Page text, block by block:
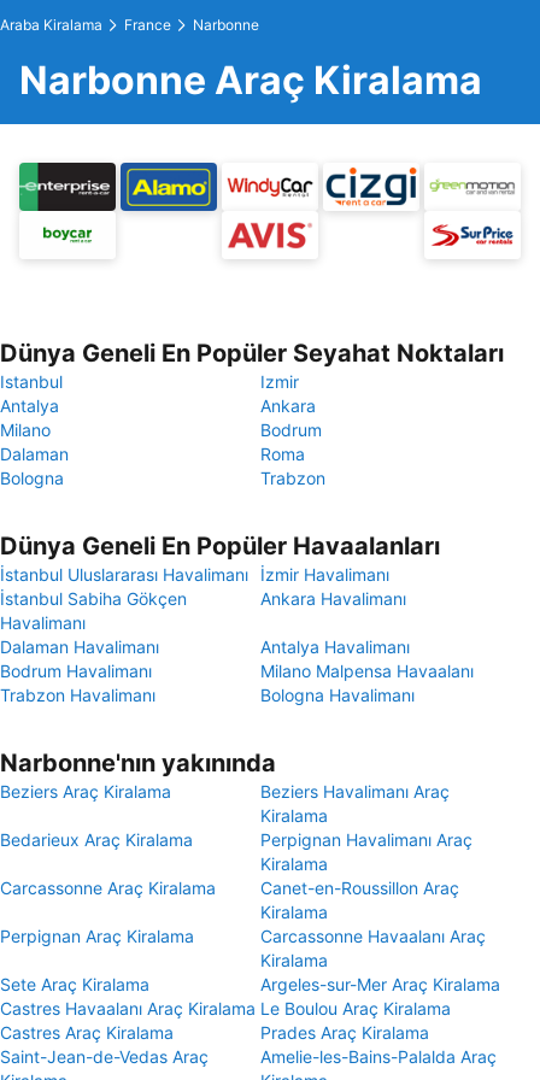
Araba Kiralama France Narbonne
Narbonne Araç Kiralama
Dünya Geneli En Popüler Seyahat Noktaları
Istanbul
Izmir
Antalya
Ankara
Milano
Bodrum
Dalaman
Roma
Bologna
Trabzon
Dünya Geneli En Popüler Havaalanları
İstanbul Uluslararası Havalimanı
İzmir Havalimanı
İstanbul Sabiha Gökçen
Havalimanı
Ankara Havalimanı
Dalaman Havalimanı
Antalya Havalimanı
Bodrum Havalimanı
Milano Malpensa Havaalanı
Trabzon Havalimanı
Bologna Havalimanı
Narbonne'nın yakınında
Beziers Araç Kiralama
Beziers Havalimanı Araç
Kiralama
Bedarieux Araç Kiralama
Perpignan Havalimanı Araç
Kiralama
Carcassonne Araç Kiralama
Canet-en-Roussillon Araç
Kiralama
Perpignan Araç Kiralama
Carcassonne Havaalanı Araç
Kiralama
Sete Araç Kiralama
Argeles-sur-Mer Araç Kiralama
Castres Havaalanı Araç Kiralama Le Boulou Araç Kiralama
Castres Araç Kiralama
Prades Araç Kiralama
Saint-Jean-de-Vedas Araç
Amelie-les-Bains-Palalda Araç